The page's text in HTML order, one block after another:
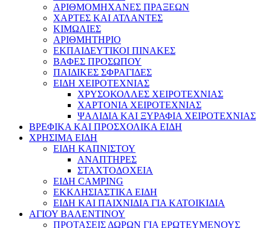
ΑΡΙΘΜΟΜΗΧΑΝΕΣ ΠΡΑΞΕΩΝ
ΧΑΡΤΕΣ ΚΑΙ ΑΤΛΑΝΤΕΣ
ΚΙΜΩΛΙΕΣ
ΑΡΙΘΜΗΤΗΡΙΟ
ΕΚΠΑΙΔΕΥΤΙΚΟΙ ΠΙΝΑΚΕΣ
ΒΑΦΕΣ ΠΡΟΣΩΠΟΥ
ΠΑΙΔΙΚΕΣ ΣΦΡΑΓΙΔΕΣ
ΕΙΔΗ ΧΕΙΡΟΤΕΧΝΙΑΣ
ΧΡΥΣΟΚΟΛΛΕΣ ΧΕΙΡΟΤΕΧΝΙΑΣ
ΧΑΡΤΟΝΙΑ ΧΕΙΡΟΤΕΧΝΙΑΣ
ΨΑΛΙΔΙΑ ΚΑΙ ΞΥΡΑΦΙΑ ΧΕΙΡΟΤΕΧΝΙΑΣ
ΒΡΕΦΙΚΑ ΚΑΙ ΠΡΟΣΧΟΛΙΚΑ ΕΙΔΗ
ΧΡΗΣΙΜΑ ΕΙΔΗ
ΕΙΔΗ ΚΑΠΝΙΣΤΟΥ
ΑΝΑΠΤΗΡΕΣ
ΣΤΑΧΤΟΔΟΧΕΙΑ
ΕΙΔΗ CAMPING
ΕΚΚΛΗΣΙΑΣΤΙΚΑ ΕΙΔΗ
ΕΙΔΗ ΚΑΙ ΠΑΙΧΝΙΔΙΑ ΓΙΑ ΚΑΤΟΙΚΙΔΙΑ
ΑΓΙΟΥ ΒΑΛΕΝΤΙΝΟΥ
ΠΡΟΤΑΣΕΙΣ ΔΩΡΩΝ ΓΙΑ ΕΡΩΤΕΥΜΕΝΟΥΣ